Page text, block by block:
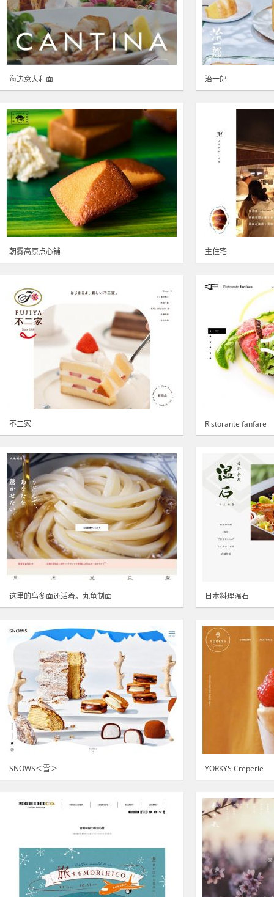
海边意大利面 治一郎
朝雾高原点心铺 主住宅
不二家 Ristorante fanfare
这里的乌冬面还活着。丸龟制面 日本料理温石
SNOWS＜雪＞ YORKYS Creperie